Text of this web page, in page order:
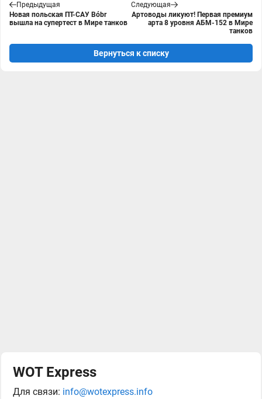
Предыдущая
Новая польская ПТ-САУ Bóbr
вышла на супертест в Мире танков
Следующая
Артоводы ликуют! Первая премиум
арта 8 уровня АБМ-152 в Мире
танков
Вернуться к списку
WOT Express
Для связи: info@wotexpress.info